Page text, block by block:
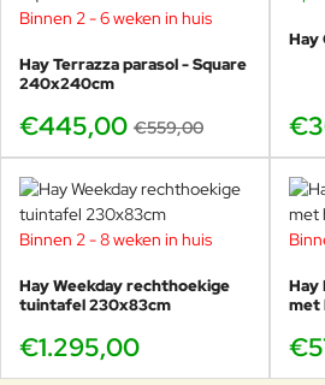
om
vermijden.
scherpe
topconditie.
-20%
Binnen 2 - 6 weken in huis
Hay Terrazza parasol - Square
240x240cm
€445,00 €559,00
Hay
Binnen 2 - 8 weken in huis
Hay Weekday rechthoekige
tuintafel 230x83cm
€1.295,00
Hay
met